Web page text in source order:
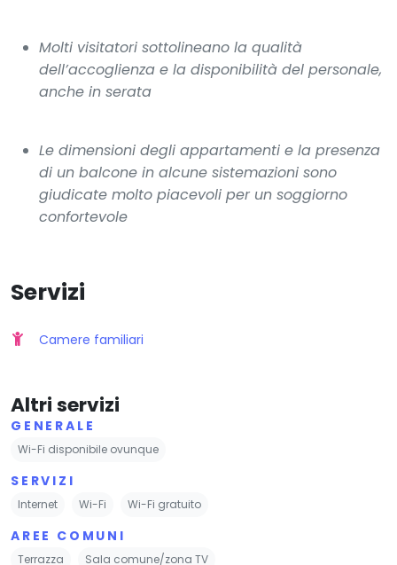
Molti visitatori sottolineano la qualità
dell’accoglienza e la disponibilità del personale,
anche in serata
Le dimensioni degli appartamenti e la presenza
di un balcone in alcune sistemazioni sono
giudicate molto piacevoli per un soggiorno
confortevole
Servizi
Camere familiari
Altri servizi
GENERALE
Wi-Fi disponibile ovunque
SERVIZI
Internet Wi-Fi Wi-Fi gratuito
AREE COMUNI
Terrazza Sala comune/zona TV